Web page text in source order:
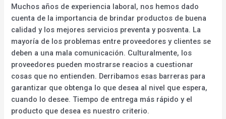
Muchos años de experiencia laboral, nos hemos dado
cuenta de la importancia de brindar productos de buena
calidad y los mejores servicios preventa y posventa. La
mayoría de los problemas entre proveedores y clientes se
deben a una mala comunicación. Culturalmente, los
proveedores pueden mostrarse reacios a cuestionar
cosas que no entienden. Derribamos esas barreras para
garantizar que obtenga lo que desea al nivel que espera,
cuando lo desee. Tiempo de entrega más rápido y el
producto que desea es nuestro criterio.